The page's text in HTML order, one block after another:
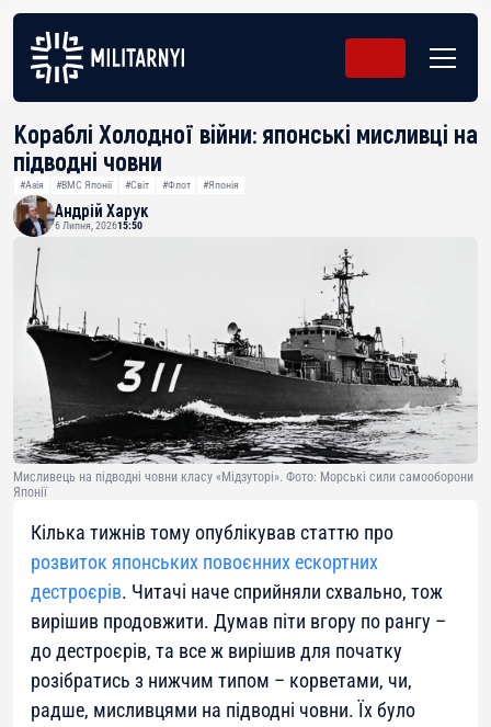
Кораблі Холодної війни: японські мисливці на
підводні човни
#Азія #ВМС Японії #Світ #Флот #Японія
Андрій Харук
6 Липня, 202615:50
Мисливець на підводні човни класу «Мідзуторі». Фото: Морські сили самооборони
Японії
Кілька тижнів тому опублікував статтю про
розвиток японських повоєнних ескортних
дестроєрів. Читачі наче сприйняли схвально, тож
вирішив продовжити. Думав піти вгору по рангу –
до дестроєрів, та все ж вирішив для початку
розібратись з нижчим типом – корветами, чи,
радше, мисливцями на підводні човни. Їх було